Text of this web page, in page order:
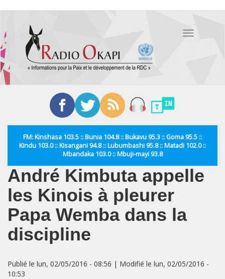
contenu
principal
Toggle
FM: Kinshasa 103.5 :: Bunia 104.8 :: Bukavu 95.3 :: Goma 95.5 ::
Kindu 103.0 :: Kisangani 94.8 :: Lubumbashi 95.8 :: Matadi 102.0 ::
Mbandaka 103.0 :: Mbuji-mayi 93.8
André Kimbuta appelle
les Kinois à pleurer
Papa Wemba dans la
discipline
Publié le lun, 02/05/2016 - 08:56 | Modifié le lun, 02/05/2016 -
10:53